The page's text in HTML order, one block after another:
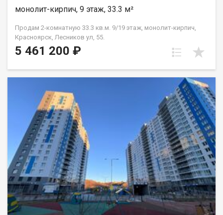
монолит-кирпич, 9 этаж, 33.3 м²
Продам 2-комнатную 33.3 кв.м. 9/19 этаж, монолит-кирпич,
Красноярск, Лесников ул, 55.
5 461 200 ₽